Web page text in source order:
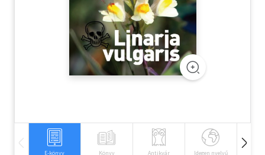
Tankönyv, segédkönyv
Társadalomtudomány
E-könyv Könyv Antikvár Idegen nyelvű